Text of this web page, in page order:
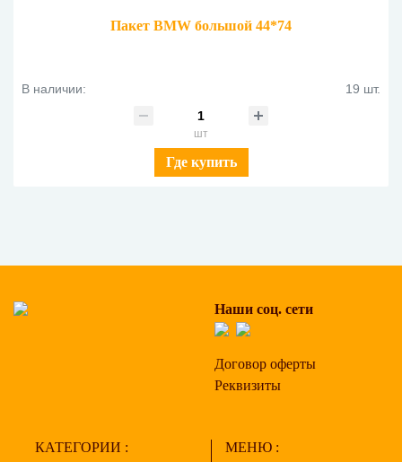
Пакет BMW большой 44*74
В наличии: 19 шт.
шт
Где купить
Наши соц. сети
Договор оферты
Реквизиты
КАТЕГОРИИ :
МЕНЮ :